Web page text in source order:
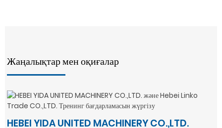
Жаңалықтар мен оқиғалар
HEBEI YIDA UNITED MACHINERY CO.,LTD.